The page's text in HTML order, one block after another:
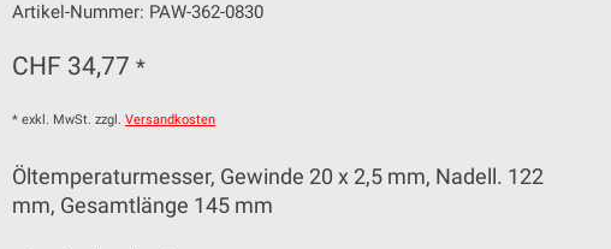
Artikel-Nummer: PAW-362-0830
CHF 34,77 *
* exkl. MwSt. zzgl. Versandkosten
Öltemperaturmesser, Gewinde 20 x 2,5 mm, Nadell. 122
mm, Gesamtlänge 145 mm